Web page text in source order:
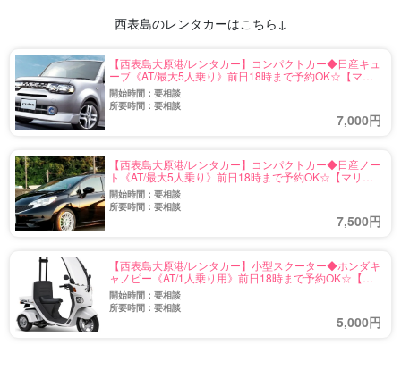
西表島のレンタカーはこちら↓
【西表島大原港/レンタカー】コンパクトカー◆日産キュ
ーブ《AT/最大5人乗り》前日18時まで予約OK☆【マリ
ンスポーツ用品レンタルあり・送迎無料】（No.r-1）
開始時間：要相談
所要時間：要相談
7,000円
【西表島大原港/レンタカー】コンパクトカー◆日産ノー
ト《AT/最大5人乗り》前日18時まで予約OK☆【マリン
スポーツ用品レンタルあり・送迎無料】（No.r-2）
開始時間：要相談
所要時間：要相談
7,500円
【西表島大原港/レンタカー】小型スクーター◆ホンダキ
ャノピー《AT/1人乗り用》前日18時まで予約OK☆【マ
リンスポーツ用品レンタルあり・送迎無料】（No.r-3）
開始時間：要相談
所要時間：要相談
5,000円